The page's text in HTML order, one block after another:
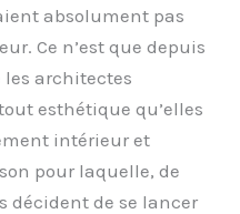
absolument pas
Ce n’est que depuis
les architectes
esthétique qu’elles
intérieur et
pour laquelle, de
décident de se lancer